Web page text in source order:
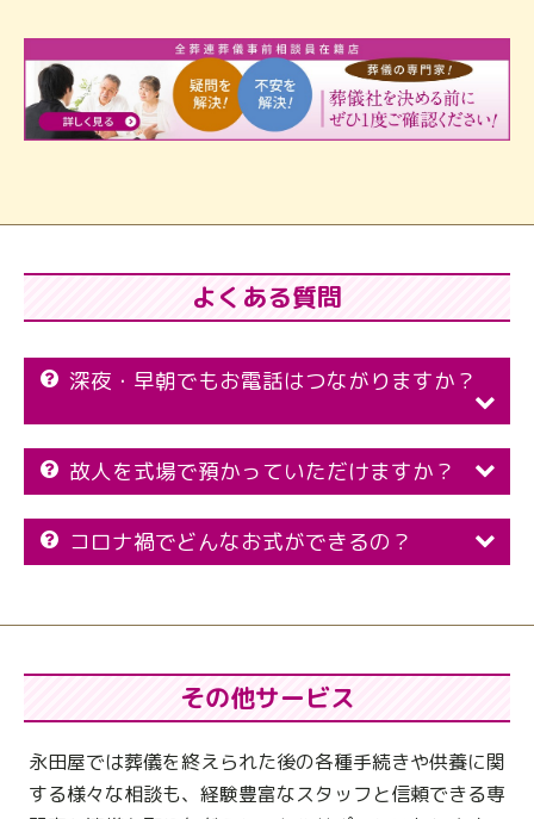
よくある質問
深夜・早朝でもお電話はつながりますか？
故人を式場で預かっていただけますか？
コロナ禍でどんなお式ができるの？
その他サービス
永田屋では葬儀を終えられた後の各種手続きや供養に関
する様々な相談も、 経験豊富なスタッフと信頼できる専